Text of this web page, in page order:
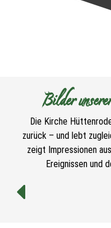
Bilder
Die Kirche
zurück – und lebt
zeigt Impressionen
Ereignissen und